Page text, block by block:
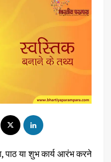
पाठ या शुभ कार्य आरंभ करने